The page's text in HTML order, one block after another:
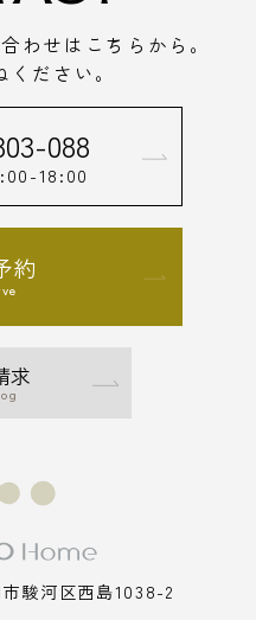
わせはこちらから。
ださい。
088
18:00
約
求
駿河区西島1038-2